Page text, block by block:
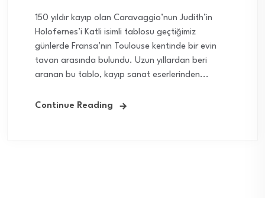
150 yıldır kayıp olan Caravaggio’nun Judith’in
Holofernes’i Katli isimli tablosu geçtiğimiz
günlerde Fransa’nın Toulouse kentinde bir evin
tavan arasında bulundu. Uzun yıllardan beri
aranan bu tablo, kayıp sanat eserlerinden...
Continue Reading